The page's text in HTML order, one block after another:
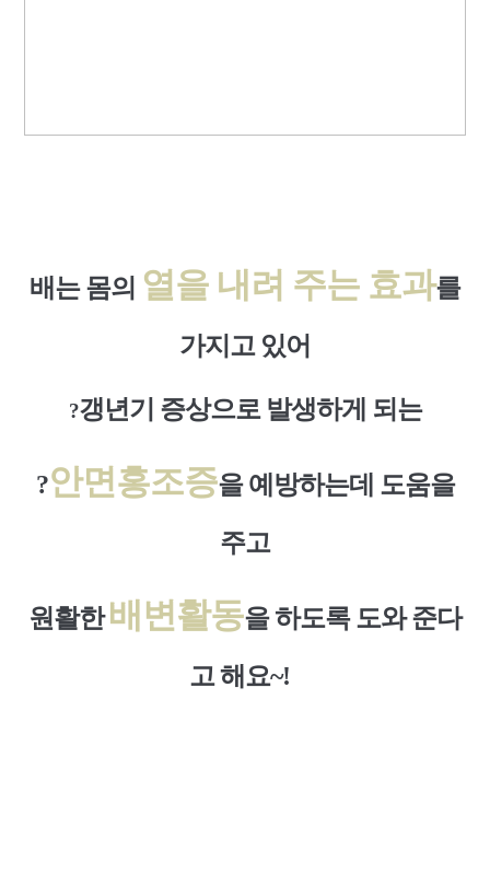
배는 몸의 열을 내려 주는 효과를
가지고 있어
?갱년기 증상으로 발생하게 되는
?안면홍조증을 예방하는데 도움을
주고
원활한 배변활동을하도록 도와 준다
고 해요~!